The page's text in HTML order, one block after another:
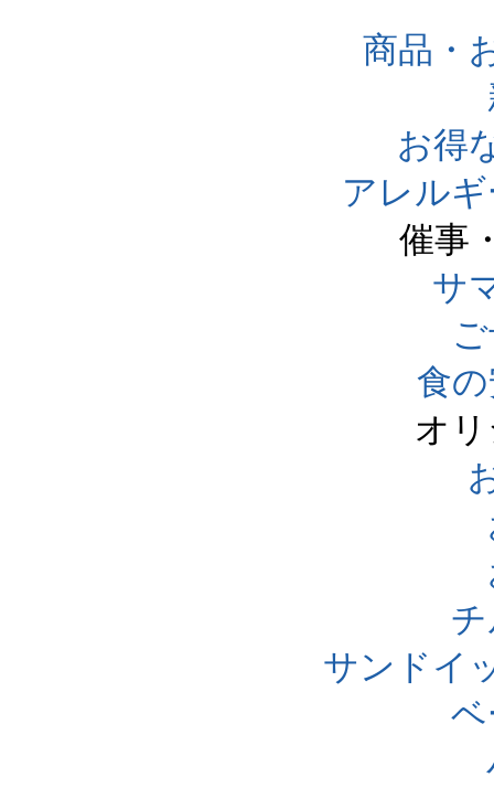
商品・
お得
アレル
催事
サ
食
オ
サンドイ